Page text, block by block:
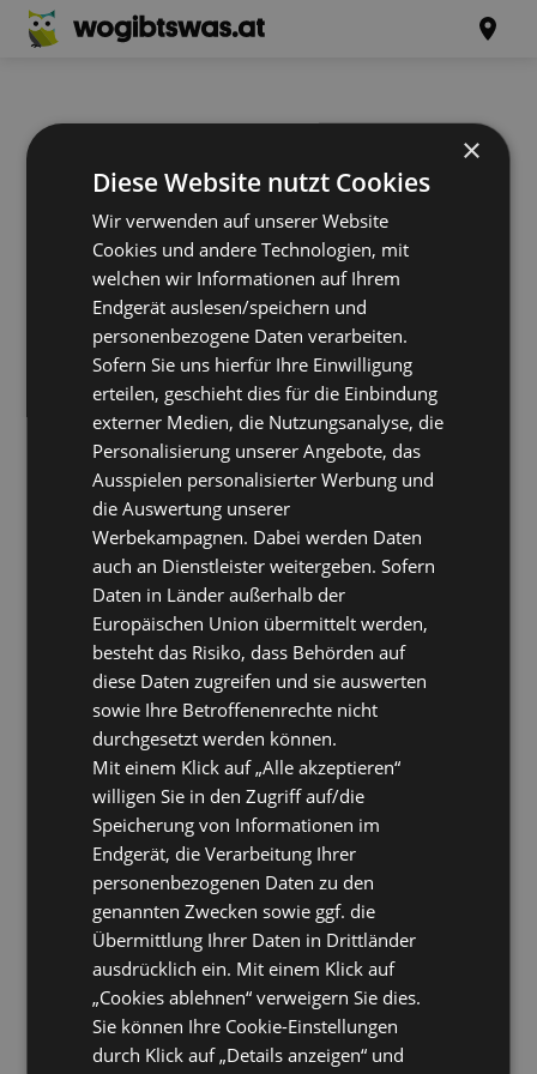
×
Diese Website nutzt Cookies
Wir verwenden auf unserer Website
Cookies und andere Technologien, mit
welchen wir Informationen auf Ihrem
Endgerät auslesen/speichern und
personenbezogene Daten verarbeiten.
Sofern Sie uns hierfür Ihre Einwilligung
erteilen, geschieht dies für die Einbindung
externer Medien, die Nutzungsanalyse, die
Personalisierung unserer Angebote, das
Ausspielen personalisierter Werbung und
die Auswertung unserer
Werbekampagnen. Dabei werden Daten
auch an Dienstleister weitergeben. Sofern
Daten in Länder außerhalb der
Europäischen Union übermittelt werden,
besteht das Risiko, dass Behörden auf
diese Daten zugreifen und sie auswerten
sowie Ihre Betroffenenrechte nicht
durchgesetzt werden können.
Mit einem Klick auf „Alle akzeptieren“
willigen Sie in den Zugriff auf/die
Speicherung von Informationen im
Endgerät, die Verarbeitung Ihrer
personenbezogenen Daten zu den
genannten Zwecken sowie ggf. die
Übermittlung Ihrer Daten in Drittländer
ausdrücklich ein. Mit einem Klick auf
„Cookies ablehnen“ verweigern Sie dies.
Sie können Ihre Cookie-Einstellungen
durch Klick auf „Details anzeigen“ und